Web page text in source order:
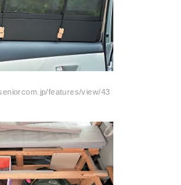
features/view/43